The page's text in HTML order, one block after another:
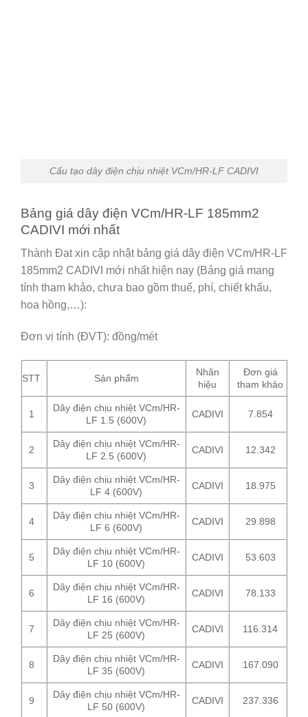
Cấu tạo dây điện chịu nhiệt VCm/HR-LF CADIVI
Bảng giá dây điện VCm/HR-LF 185mm2
CADIVI mới nhất
Thành Đạt xin cập nhật bảng giá dây điện VCm/HR-LF
185mm2 CADIVI mới nhất hiện nay (Bảng giá mang
tính tham khảo, chưa bao gồm thuế, phí, chiết khấu,
hoa hồng,…):
Đơn vị tính (ĐVT): đồng/mét
STT Sản phẩm
Nhãn
hiệu
Đơn giá
tham khảo
1
Dây điện chịu nhiệt VCm/HR-
LF 1.5 (600V)
CADIVI 7.854
2
Dây điện chịu nhiệt VCm/HR-
LF 2.5 (600V)
CADIVI 12.342
3
Dây điện chịu nhiệt VCm/HR-
LF 4 (600V)
CADIVI 18.975
4
Dây điện chịu nhiệt VCm/HR-
LF 6 (600V)
CADIVI 29.898
5
Dây điện chịu nhiệt VCm/HR-
LF 10 (600V)
CADIVI 53.603
6
Dây điện chịu nhiệt VCm/HR-
LF 16 (600V)
CADIVI 78.133
7
Dây điện chịu nhiệt VCm/HR-
LF 25 (600V)
CADIVI 116.314
8
Dây điện chịu nhiệt VCm/HR-
LF 35 (600V)
CADIVI 167.090
9
Dây điện chịu nhiệt VCm/HR-
LF 50 (600V)
CADIVI 237.336